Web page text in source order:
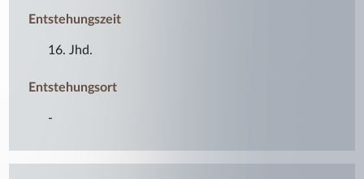
Entstehungszeit
16. Jhd.
Entstehungsort
-